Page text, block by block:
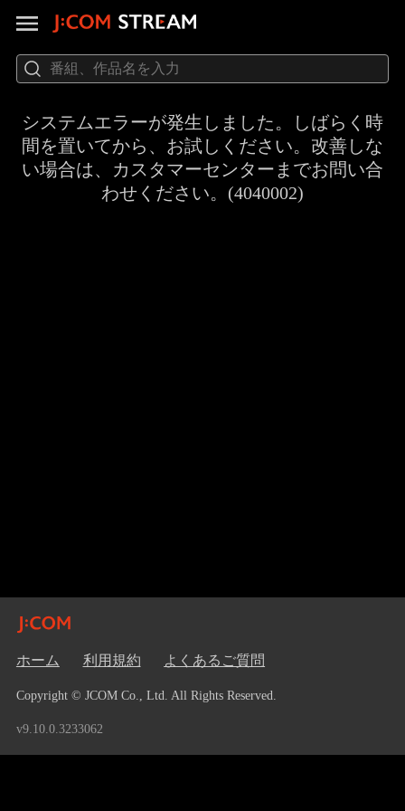
システムエラーが発生しました。しばらく時
間を置いてから、お試しください。改善しな
い場合は、カスタマーセンターまでお問い合
わせください。(4040002)
ホーム 利用規約 よくあるご質問
Copyright © JCOM Co., Ltd. All Rights Reserved.
v9.10.0.3233062